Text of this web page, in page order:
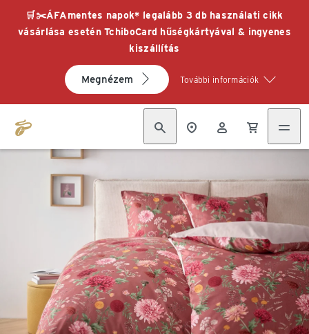
🛒✂️ÁFAmentes napok* legalább 3 db használati cikk
vásárlása esetén TchiboCard hűségkártyával & ingyenes
kiszállítás
Megnézem További információk